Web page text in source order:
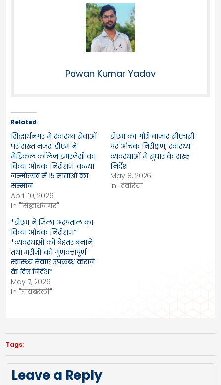
Pawan Kumar Yadav
Related
सिद्धार्थनगर में स्वास्थ्य सेवाओं
पर सख्त नजर: डीएम ने
मेडिकल कॉलेज इमरजेंसी का
किया औचक निरीक्षण, कन्या
जन्मोत्सव में 15 माताओं का
सम्मान
April 10, 2026
In "सिद्धार्थनगर"
डीएम का गौरी बाजार सीएचसी
पर औचक निरीक्षण, स्वास्थ्य
व्यवस्थाओं में सुधार के सख्त
निर्देश
May 8, 2026
In "देवरिया"
*डीएम ने जिला अस्पताल का
किया औचक निरीक्षण*
*व्यवस्थाओं को बेहतर बनाने
तथा मरीजों को गुणवत्तापूर्ण
स्वास्थ्य सेवाएं उपलब्ध कराने
के दिए निर्देश*
May 7, 2026
In "रायबरेली"
Tags:
Leave a Reply